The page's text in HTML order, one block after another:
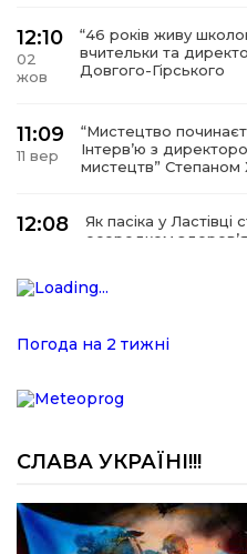
12:10
02
жов
“46 років живу
вчительки та
Довгого-Гірського
11:09
11 вер
“Мистецтво
Інтерв’ю з
мистецтв”
12:08
Як пасіка у
осередком здоров’я
15 лип
“Респект — Гаївка”
17:07
Віра, що не згасає.
Баброцяк
20:06
24 чер
Нескорена сила зі
абсолютна
Погода на 2 тижні
СЛАВА УКРАЇНІ!!!